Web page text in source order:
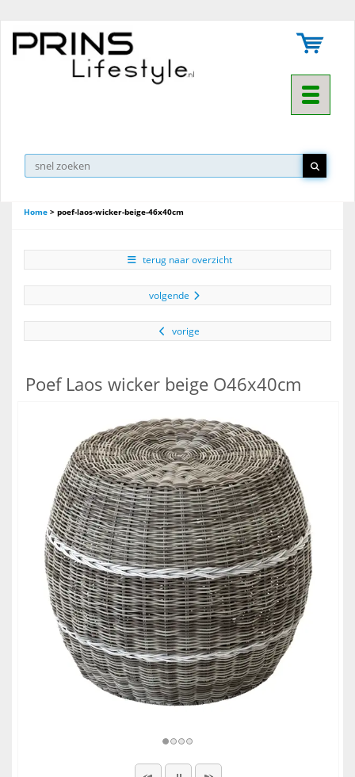
Toggle
Home > poef-laos-wicker-beige-46x40cm
terug naar overzicht
volgende
vorige
Poef Laos wicker beige O46x40cm